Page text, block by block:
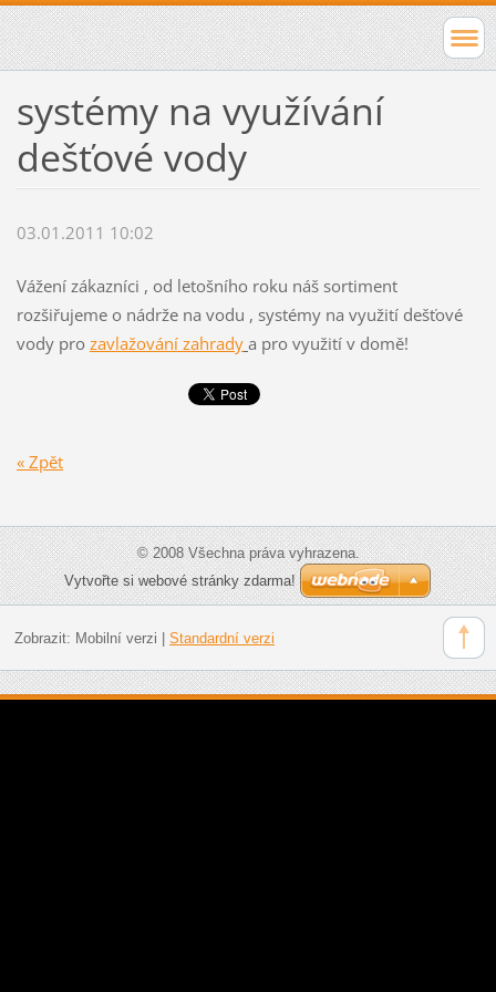
systémy na využívání
dešťové vody
03.01.2011 10:02
Vážení zákazníci , od letošního roku náš sortiment
rozšiřujeme o nádrže na vodu , systémy na využití dešťové
vody pro zavlažování zahrady a pro využití v domě!
« Zpět
© 2008 Všechna práva vyhrazena.
Vytvořte si webové stránky zdarma!
Zobrazit: Mobilní verzi Standardní verzi